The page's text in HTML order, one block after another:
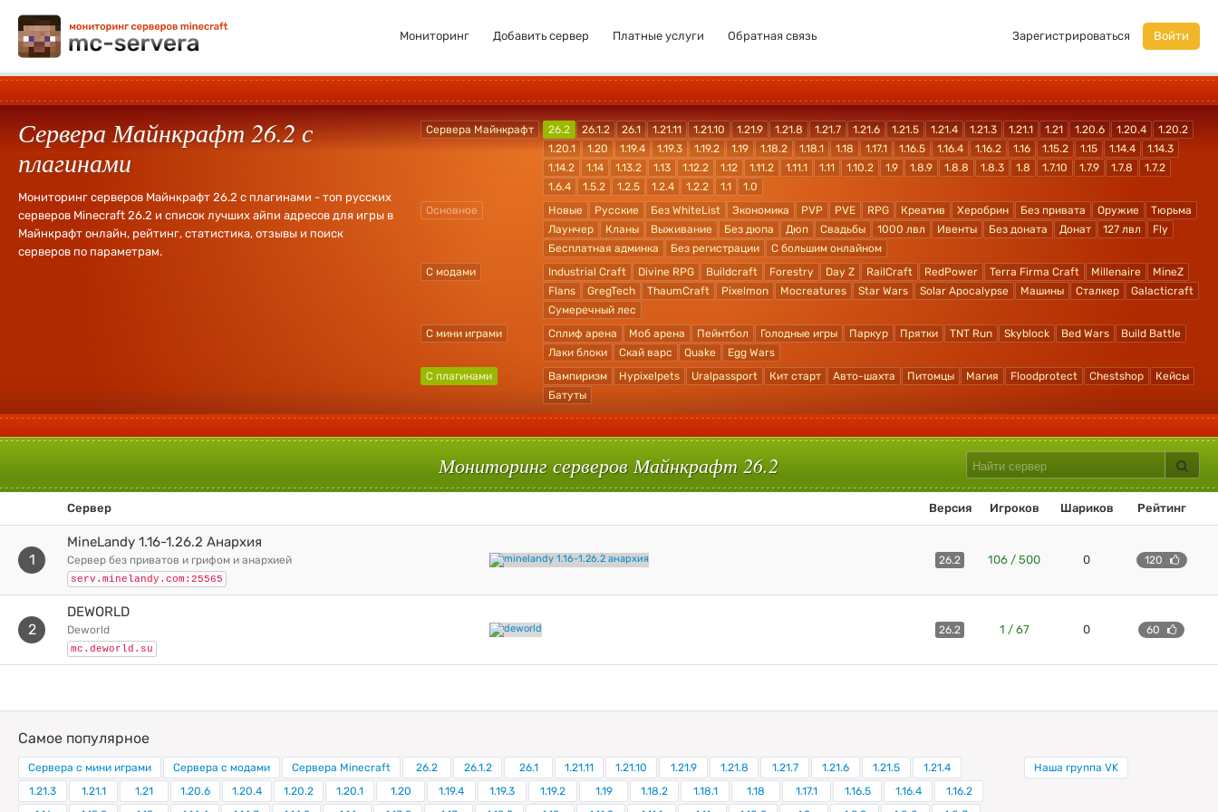
Мониторинг Добавить сервер Платные услуги Обратная связь Зарегистрироваться Войти
Сервера Майнкрафт 26.2 с
плагинами
Мониторинг серверов Майнкрафт 26.2 с плагинами - топ русских
серверов Minecraft 26.2 и список лучших айпи адресов для игры в
Майнкрафт онлайн, рейтинг, статистика, отзывы и поиск
серверов по параметрам.
Сервера Майнкрафт 26.2 26.1.2 26.1 1.21.11 1.21.10 1.21.9 1.21.8 1.21.7 1.21.6 1.21.5 1.21.4 1.21.3 1.21.1 1.21 1.20.6 1.20.4
1.20.2
1.20.1
1.20 1.19.4 1.19.3 1.19.2 1.19 1.18.2 1.18.1 1.18 1.17.1 1.16.5 1.16.4 1.16.2 1.16 1.15.2 1.15 1.14.4
1.14.3
1.14.2
1.14 1.13.2 1.13 1.12.2 1.12 1.11.2 1.11.1 1.11 1.10.2 1.9 1.8.9 1.8.8 1.8.3 1.8 1.7.10 1.7.9 1.7.8
1.7.2
1.6.4
1.5.2 1.2.5 1.2.4 1.2.2 1.1
1.0
Основное
Новые Русские Без WhiteList Экономика PVP PVE RPG Креатив Херобрин Без привата Оружие
Тюрьма
Лаунчер
Кланы Выживание Без дюпа Дюп Свадьбы 1000 лвл Ивенты Без доната Донат 127 лвл
Fly
Бесплатная админка
Без регистрации
С большим онлайном
С модами
Industrial Craft Divine RPG Buildcraft Forestry Day Z RailCraft RedPower Terra Firma Craft Millenaire
MineZ
Flans
GregTech ThaumCraft Pixelmon Mocreatures Star Wars Solar Apocalypse Машины Сталкер
Galacticraft
Сумеречный лес
С мини играми
Сплиф арена Моб арена Пейнтбол Голодные игры Паркур Прятки TNT Run Skyblock Bed Wars
Build Battle
Лаки блоки
Скай варс Quake
Egg Wars
С плагинами
Вампиризм Hypixelpets Uralpassport Кит старт Авто-шахта Питомцы Магия Floodprotect Chestshop
Кейсы
Батуты
Мониторинг серверов Майнкрафт 26.2
Сервер Версия Игроков Шариков Рейтинг
1
MineLandy 1.16-1.26.2 Анархия
сервер без приватов и грифом и анархией
serv.minelandy.com:25565
26.2 106 / 500 0 120
2
DEWORLD
deworld
mc.deworld.su
26.2 1 / 67 0 60
Самое популярное
Сервера с мини играми Сервера с модами Сервера Minecraft 26.2 26.1.2 26.1 1.21.11 1.21.10 1.21.9 1.21.8 1.21.7 1.21.6 1.21.5
1.21.4
1.21.3
1.21.1 1.21 1.20.6 1.20.4 1.20.2 1.20.1 1.20 1.19.4 1.19.3 1.19.2 1.19 1.18.2 1.18.1 1.18 1.17.1 1.16.5 1.16.4
1.16.2
Наша группа VK